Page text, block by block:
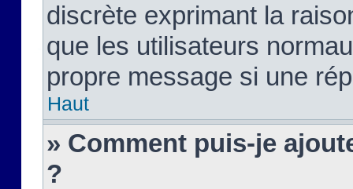
discrète exprimant la
que les utilisateurs
propre message si une
Haut
» Comment puis-je
?